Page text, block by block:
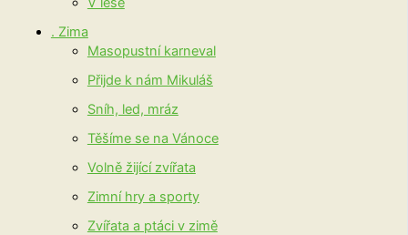
. Zima
Masopustní karneval
Přijde k nám Mikuláš
Sníh, led, mráz
Těšíme se na Vánoce
Volně žijící zvířata
Zimní hry a sporty
Zvířata a ptáci v zimě